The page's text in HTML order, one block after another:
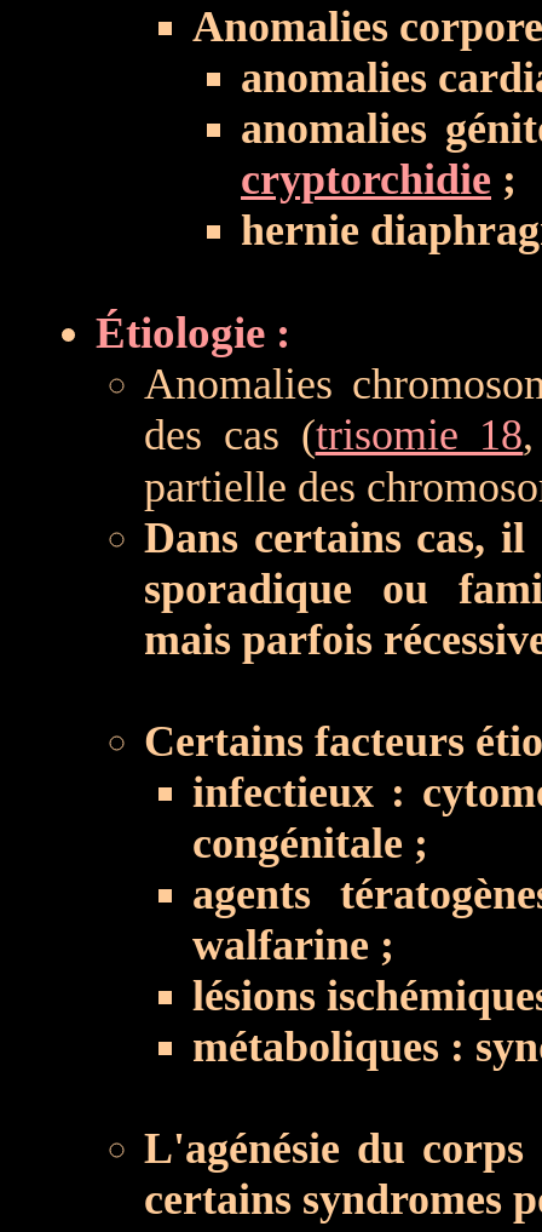
Anomalies
anomalies
anomalies
cryptorchidie ;
hernie
Étiologie :
Anomalies
des cas (trisomie 18
partielle des
Dans certains cas,
sporadique ou
mais parfois
Certains facteurs
infectieux :
congénitale ;
agents
walfarine ;
lésions
métaboliques :
L'agénésie du
certains syndromes